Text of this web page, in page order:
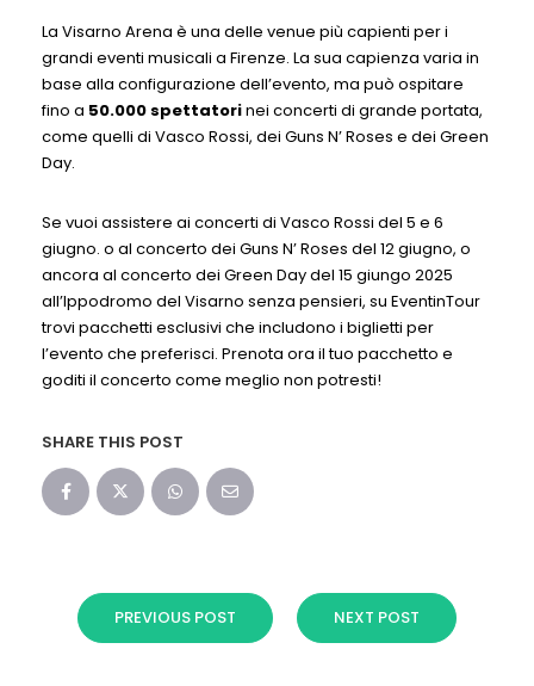
La Visarno Arena è una delle venue più capienti per i
grandi eventi musicali a Firenze. La sua capienza varia in
base alla configurazione dell’evento, ma può ospitare
fino a 50.000 spettatorinei concerti di grande portata,
come quelli di Vasco Rossi, dei Guns N’ Roses e dei Green
Day.
Se vuoi assistere ai concerti di Vasco Rossi del 5 e 6
giugno. o al concerto dei Guns N’ Roses del 12 giugno, o
ancora al concerto dei Green Day del 15 giungo 2025
all’Ippodromo del Visarno senza pensieri, su EventinTour
trovi pacchetti esclusivi che includono i biglietti per
l’evento che preferisci. Prenota ora il tuo pacchetto e
goditi il concerto come meglio non potresti!
SHARE THIS POST
PREVIOUS POST NEXT POST